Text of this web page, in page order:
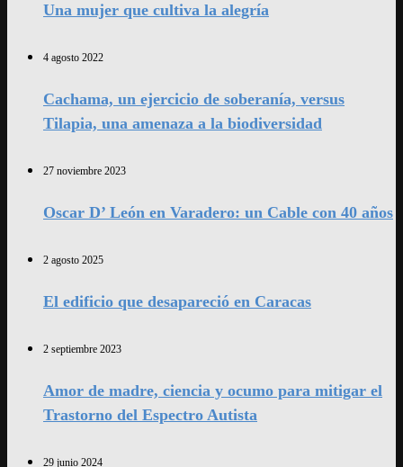
Una mujer que cultiva la alegría
4 agosto 2022
Cachama, un ejercicio de soberanía, versus
Tilapia, una amenaza a la biodiversidad
27 noviembre 2023
Oscar D’ León en Varadero: un Cable con 40 años
2 agosto 2025
El edificio que desapareció en Caracas
2 septiembre 2023
Amor de madre, ciencia y ocumo para mitigar el
Trastorno del Espectro Autista
29 junio 2024